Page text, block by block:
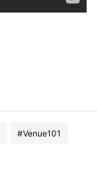
#Venue101